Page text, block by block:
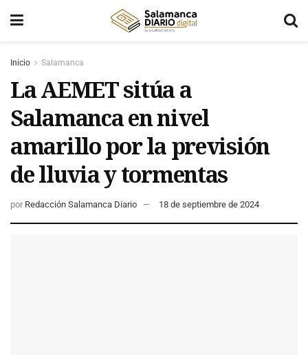
Inicio Salamanca
La AEMET sitúa a
Salamanca en nivel
amarillo por la previsión
de lluvia y tormentas
por Redacción Salamanca Diario 18 de septiembre de 2024